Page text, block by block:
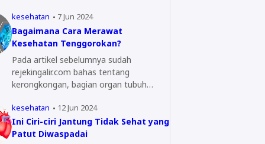
kesehatan 7 Jun 2024
Bagaimana Cara Merawat
Kesehatan Tenggorokan?
Pada artikel sebelumnya sudah
rejekingalir.com bahas tentang
kerongkongan, bagian organ tubuh
kesehatan 12 Jun 2024
Ini Ciri-ciri Jantung Tidak Sehat yang
Patut Diwaspadai